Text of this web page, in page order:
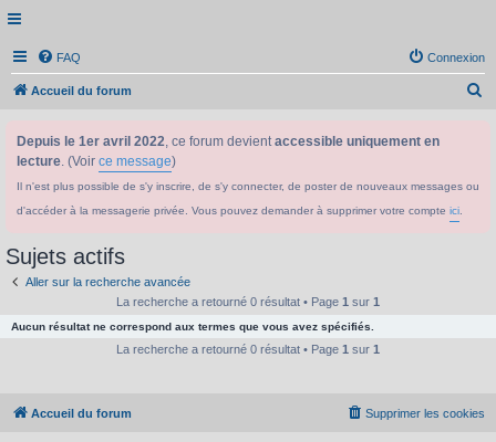
FAQ Connexion
Accueil du forum
Depuis le 1er avril 2022, ce forum devientaccessible uniquement en
lecture. (Voir ce message)
Il n'est plus possible de s'y inscrire, de s'y connecter, de poster de nouveaux messages ou
d'accéder à la messagerie privée. Vous pouvez demander à supprimer votre compte ici
Sujets actifs
Aller sur la recherche avancée
La recherche a retourné 0 résultat • Page 1 sur 1
Aucun résultat ne correspond aux termes que vous avez spécifiés.
La recherche a retourné 0 résultat • Page 1 sur 1
Accueil du forum Supprimer les cookies